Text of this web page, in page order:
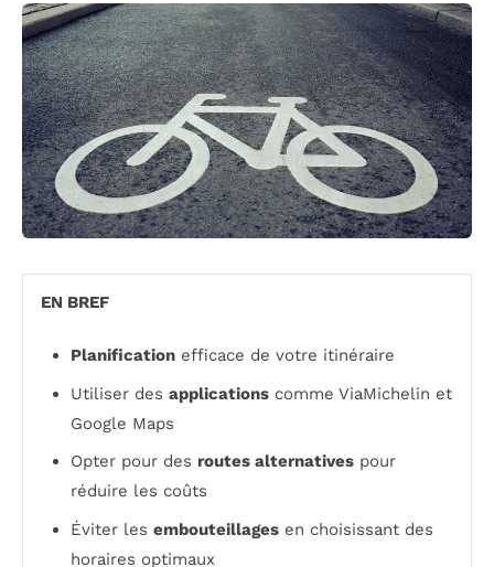
EN BREF
Planification efficace de votre itinéraire
Utiliser des applications comme ViaMichelin et
Google Maps
Opter pour des routes alternatives pour
réduire les coûts
Éviter les embouteillages en choisissant des
horaires optimaux